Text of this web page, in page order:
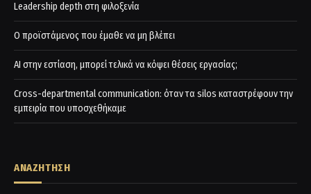
Leadership depth στη φιλοξενία
Ο προϊστάμενος που έμαθε να μη βλέπει
AI στην εστίαση, μπορεί τελικά να κόψει θέσεις εργασίας;
Cross-departmental communication: όταν τα silos καταστρέφουν την
εμπειρία που υποσχεθήκαμε
ΑΝΑΖΗΤΗΣΗ